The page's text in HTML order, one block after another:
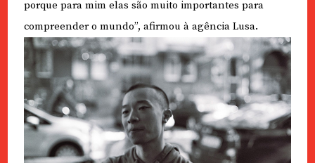
porque para mim elas são muito importantes para
compreender o mundo”, afirmou à agência Lusa.